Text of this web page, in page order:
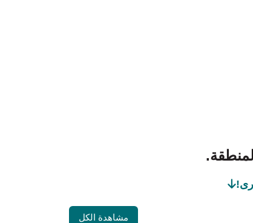
مشاهدة الكل